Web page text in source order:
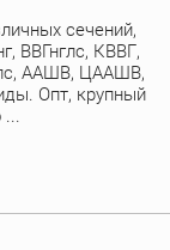
сечений,
ВВГнглс, КВВГ,
ААШВ, ЦААШВ,
Опт, крупный
...